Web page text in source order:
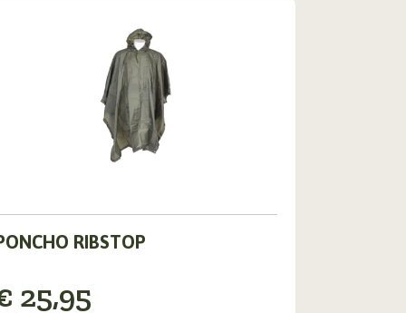
RIBSTOP
25,95
meerdere